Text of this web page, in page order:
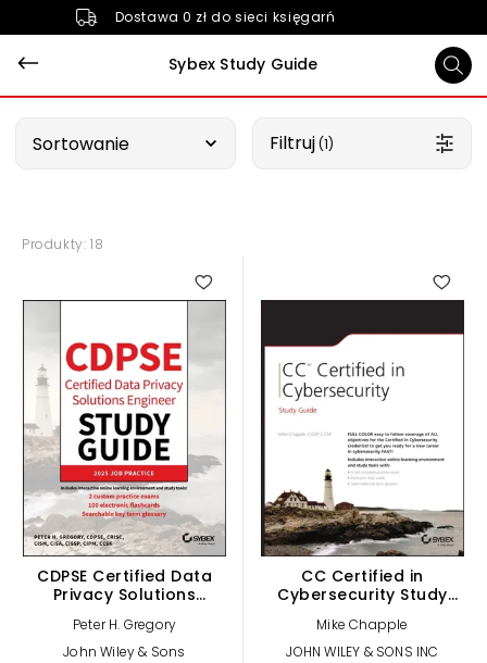
Dostawa 0 zł do sieci księgarń
Sybex Study Guide
Sortowanie Filtruj (1)
Produkty: 18
CDPSE Certified Data
Privacy Solutions
Peter H. Gregory
John Wiley & Sons
CC Certified in
Cybersecurity Study
Mike Chapple
JOHN WILEY & SONS INC